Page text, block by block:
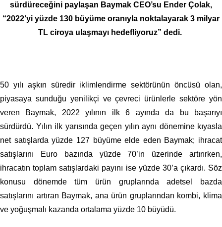
sürdüreceğini paylaşan Baymak CEO’su Ender Çolak,
“2022’yi yüzde 130 büyüme oranıyla noktalayarak 3 milyar
TL ciroya ulaşmayı hedefliyoruz” dedi.
50 yılı aşkın süredir iklimlendirme sektörünün öncüsü olan,
piyasaya sunduğu yenilikçi ve çevreci ürünlerle sektöre yön
veren Baymak, 2022 yılının ilk 6 ayında da bu başarıyı
sürdürdü. Yılın ilk yarısında geçen yılın aynı dönemine kıyasla
net satışlarda yüzde 127 büyüme elde eden Baymak; ihracat
satışlarını Euro bazında yüzde 70’in üzerinde artırırken,
ihracatın toplam satışlardaki payını ise yüzde 30’a çıkardı. Söz
konusu dönemde tüm ürün gruplarında adetsel bazda
satışlarını artıran Baymak, ana ürün gruplarından kombi, klima
ve yoğuşmalı kazanda ortalama yüzde 10 büyüdü.